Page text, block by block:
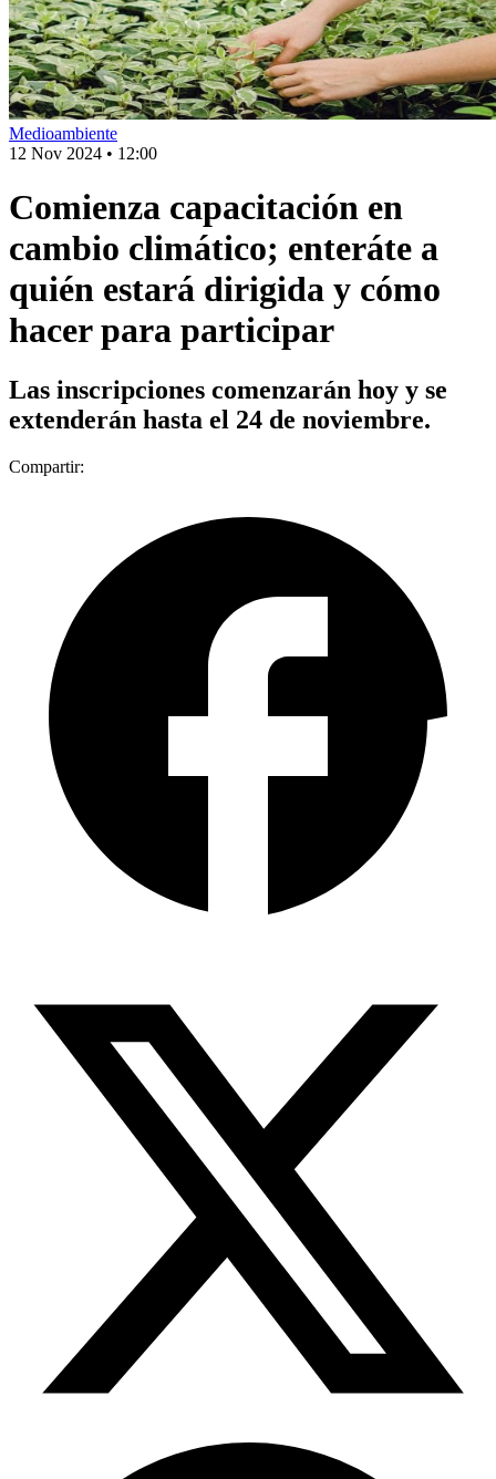
Medioambiente
12 Nov 2024 • 12:00
Comienza capacitación en
cambio climático; enteráte a
quién estará dirigida y cómo
hacer para participar
Las inscripciones comenzarán hoy y se
extenderán hasta el 24 de noviembre.
Compartir: